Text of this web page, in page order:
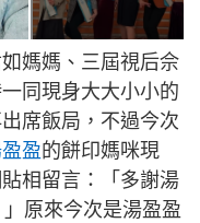
媽媽、三屆視后佘
同現身大大小小的
席飯局，不過今次
盈的餅印媽咪現
相留言：「多謝湯
原來今次是湯盈盈